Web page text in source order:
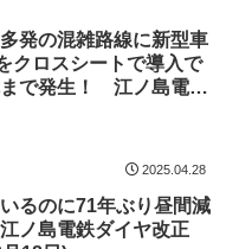
発の混雑路線に新型車
クロスシートで導入で
で発生！ 江ノ島電鉄
2025.04.28
るのに71年ぶり昼間減
ノ島電鉄ダイヤ改正